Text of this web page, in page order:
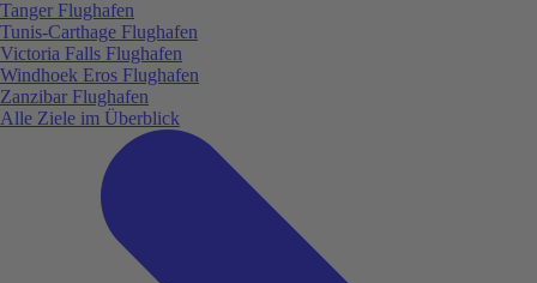
Tanger Flughafen
Tunis-Carthage Flughafen
Victoria Falls Flughafen
Windhoek Eros Flughafen
Zanzibar Flughafen
Alle Ziele im Überblick